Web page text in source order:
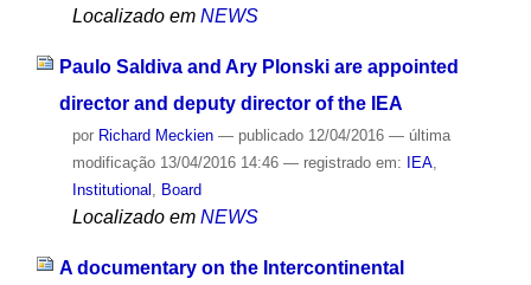
Localizado em NEWS
Paulo Saldiva and Ary Plonski are appointed
director and deputy director of the IEA
por Richard Meckien — publicado12/04/2016 — última
modificação13/04/2016 14:46 — registrado em: IEA,
Institutional , Board
Localizado em NEWS
A documentary on the Intercontinental